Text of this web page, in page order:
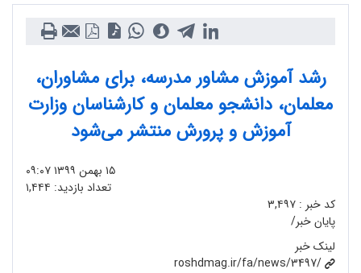
رشد آموزش مشاور مدرسه، برای مشاوران،
معلمان، دانشجو معلمان و کارشناسان وزارت
آموزش و پرورش منتشر می‌شود
۱۵ بهمن ۱۳۹۹
۰۹:۰۷
تعداد بازدید: ۱,۴۴۴
کد خبر : ۳,۴۹۷
پایان خبر/
لینک خبر
roshdmag.ir/fa/news/3497/